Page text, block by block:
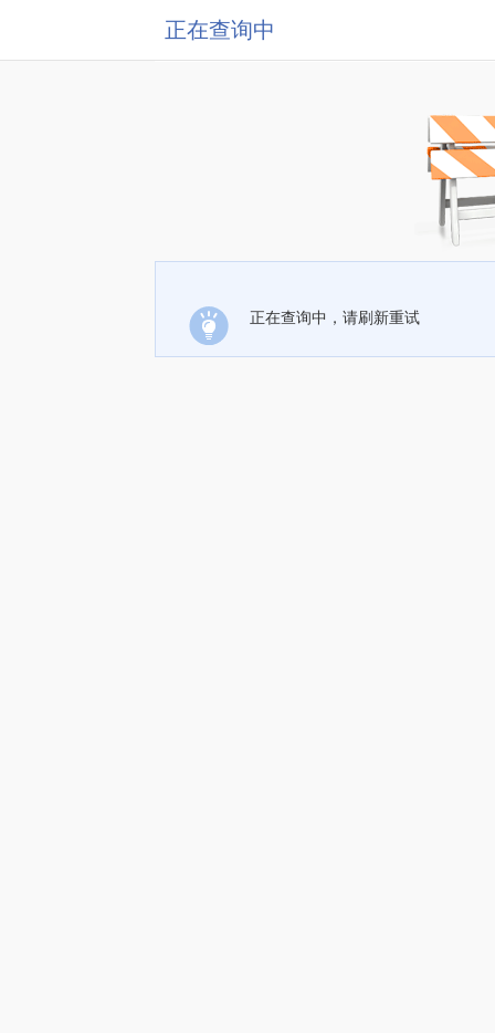
正在查询中
正在查询中，请刷新重试